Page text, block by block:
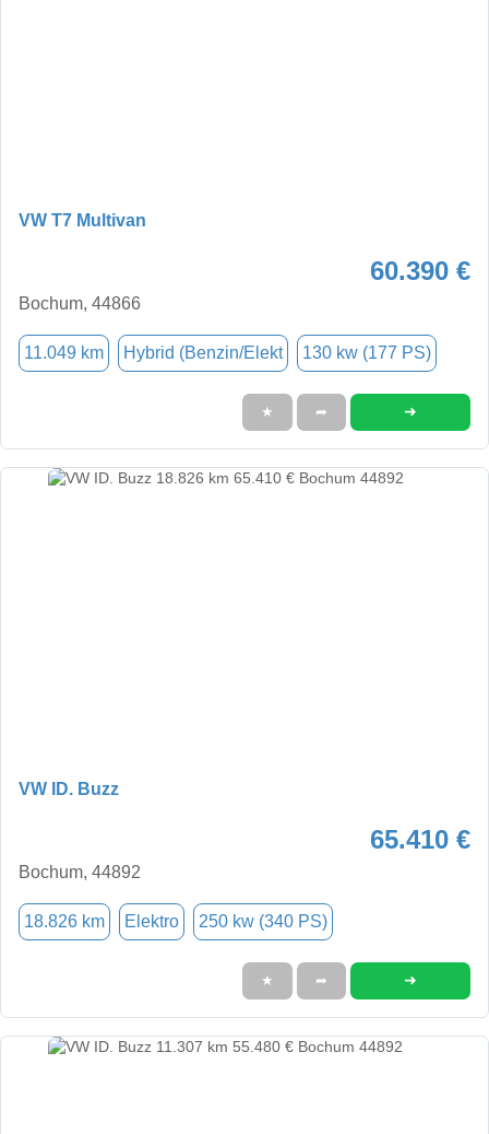
VW T7 Multivan
60.390 €
Bochum, 44866
11.049 km Hybrid (Benzin/Elekt 130 kw (177 PS)
★ ➦ ➜
VW ID. Buzz
65.410 €
Bochum, 44892
18.826 km Elektro 250 kw (340 PS)
★ ➦ ➜